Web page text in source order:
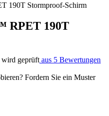
190T Stormproof-Schirm
RPET 190T
wird geprüft aus 5 Bewertungen
Fordern Sie ein Muster